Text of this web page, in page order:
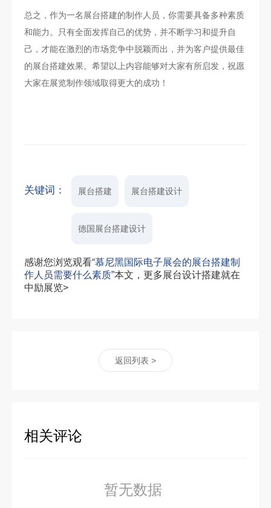
总之，作为一名展台搭建的制作人员，你需要具备多种素质
和能力。只有全面发挥自己的优势，并不断学习和提升自
己，才能在激烈的市场竞争中脱颖而出，并为客户提供最佳
的展台搭建效果。希望以上内容能够对大家有所启发，祝愿
大家在展览制作领域取得更大的成功！
关键词： 展台搭建 展台搭建设计
德国展台搭建设计
感谢您浏览观看“慕尼黑国际电子展会的展台搭建制
作人员需要什么素质”本文，更多展台设计搭建就在
中励展览>
返回列表 >
相关评论
暂无数据